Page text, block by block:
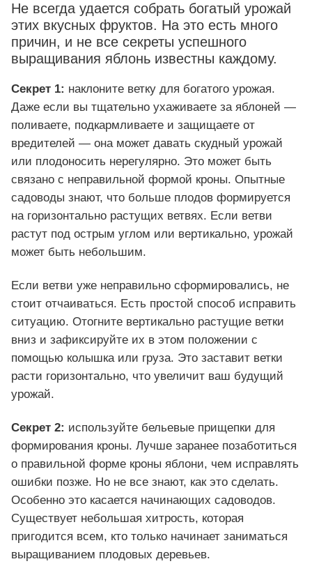
Не всегда удается собрать богатый урожай
этих вкусных фруктов. На это есть много
причин, и не все секреты успешного
выращивания яблонь известны каждому.
Секрет 1: наклоните ветку для богатого урожая.
Даже если вы тщательно ухаживаете за яблоней —
поливаете, подкармливаете и защищаете от
вредителей — она может давать скудный урожай
или плодоносить нерегулярно. Это может быть
связано с неправильной формой кроны. Опытные
садоводы знают, что больше плодов формируется
на горизонтально растущих ветвях. Если ветви
растут под острым углом или вертикально, урожай
может быть небольшим.
Если ветви уже неправильно сформировались, не
стоит отчаиваться. Есть простой способ исправить
ситуацию. Отогните вертикально растущие ветки
вниз и зафиксируйте их в этом положении с
помощью колышка или груза. Это заставит ветки
расти горизонтально, что увеличит ваш будущий
урожай.
Секрет 2: используйте бельевые прищепки для
формирования кроны. Лучше заранее позаботиться
о правильной форме кроны яблони, чем исправлять
ошибки позже. Но не все знают, как это сделать.
Особенно это касается начинающих садоводов.
Существует небольшая хитрость, которая
пригодится всем, кто только начинает заниматься
выращиванием плодовых деревьев.